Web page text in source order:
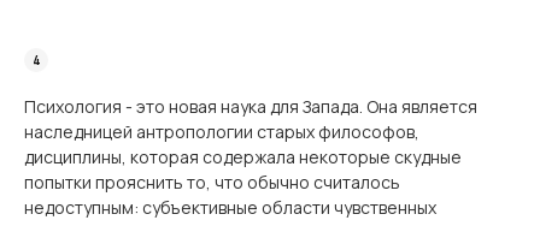
Психология - это новая наука для Запада. Она является
наследницей антропологии старых философов,
дисциплины, которая содержала некоторые скудные
попытки прояснить то, что обычно считалось
недоступным: субъективные области чувственных